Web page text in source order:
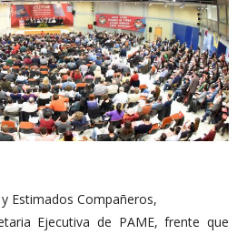
Estimados Compañeros,
Ejecutiva de PAME, frente que